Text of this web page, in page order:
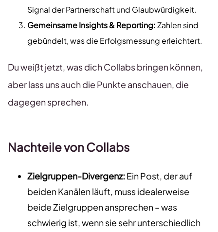
Signal der Partnerschaft und Glaubwürdigkeit.
Gemeinsame Insights & Reporting:Zahlen sind
gebündelt, was die Erfolgsmessung erleichtert.
Du weißt jetzt, was dich Collabs bringen können,
aber lass uns auch die Punkte anschauen, die
dagegen sprechen.
Nachteile von Collabs
Zielgruppen-Divergenz: Ein Post, der auf
beiden Kanälen läuft, muss idealerweise
beide Zielgruppen ansprechen – was
schwierig ist, wenn sie sehr unterschiedlich